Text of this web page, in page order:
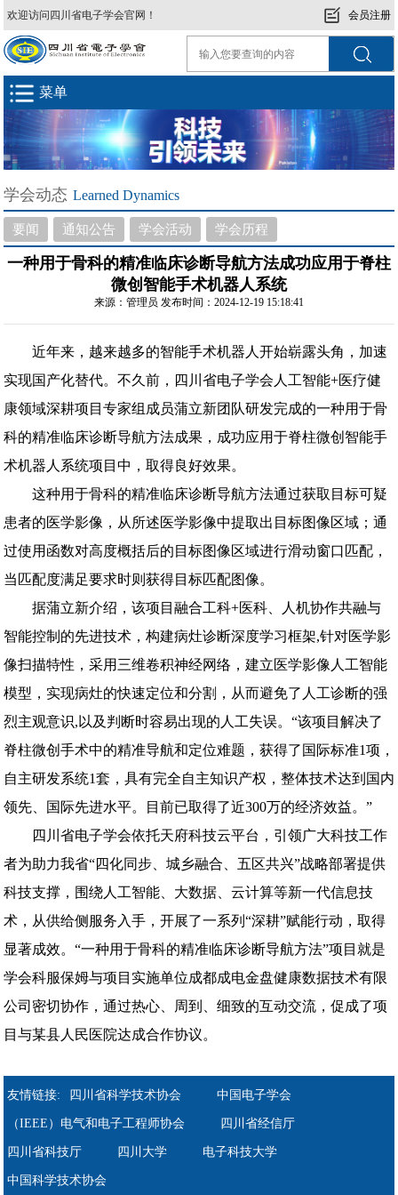
欢迎访问四川省电子学会官网！ 会员注册
菜单
学会动态 Learned Dynamics
要闻 通知公告 学会活动 学会历程
一种用于骨科的精准临床诊断导航方法成功应用于脊柱
微创智能手术机器人系统
来源：管理员 发布时间：2024-12-19 15:18:41
近年来，越来越多的智能手术机器人开始崭露头角，加速
实现国产化替代。不久前，四川省电子学会人工智能+医疗健
康领域深耕项目专家组成员蒲立新团队研发完成的一种用于骨
科的精准临床诊断导航方法成果，成功应用于脊柱微创智能手
术机器人系统项目中，取得良好效果。
这种用于骨科的精准临床诊断导航方法通过获取目标可疑
患者的医学影像，从所述医学影像中提取出目标图像区域；通
过使用函数对高度概括后的目标图像区域进行滑动窗口匹配，
当匹配度满足要求时则获得目标匹配图像。
据蒲立新介绍，该项目融合工科+医科、人机协作共融与
智能控制的先进技术，构建病灶诊断深度学习框架,针对医学影
像扫描特性，采用三维卷积神经网络，建立医学影像人工智能
模型，实现病灶的快速定位和分割，从而避免了人工诊断的强
烈主观意识,以及判断时容易出现的人工失误。“该项目解决了
脊柱微创手术中的精准导航和定位难题，获得了国际标准1项，
自主研发系统1套，具有完全自主知识产权，整体技术达到国内
领先、国际先进水平。目前已取得了近300万的经济效益。”
四川省电子学会依托天府科技云平台，引领广大科技工作
者为助力我省“四化同步、城乡融合、五区共兴”战略部署提供
科技支撑，围绕人工智能、大数据、云计算等新一代信息技
术，从供给侧服务入手，开展了一系列“深耕”赋能行动，取得
显著成效。“一种用于骨科的精准临床诊断导航方法”项目就是
学会科服保姆与项目实施单位成都成电金盘健康数据技术有限
公司密切协作，通过热心、周到、细致的互动交流，促成了项
目与某县人民医院达成合作协议。
友情链接: 四川省科学技术协会 中国电子学会
（IEEE）电气和电子工程师协会 四川省经信厅
四川省科技厅 四川大学 电子科技大学
中国科学技术协会